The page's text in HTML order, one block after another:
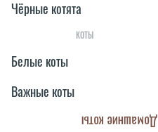
Чёрные котята
КОТЫ
Белые коты
Важные коты
Домашние коты